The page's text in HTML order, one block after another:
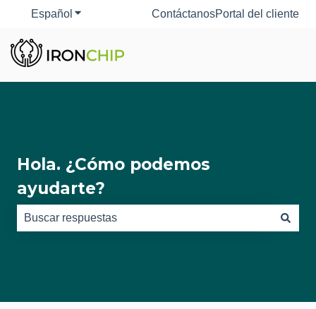
Español Traducciones de Mostrar submenú de
ContáctanosPortal del cliente
Hola. ¿Cómo podemos
ayudarte?